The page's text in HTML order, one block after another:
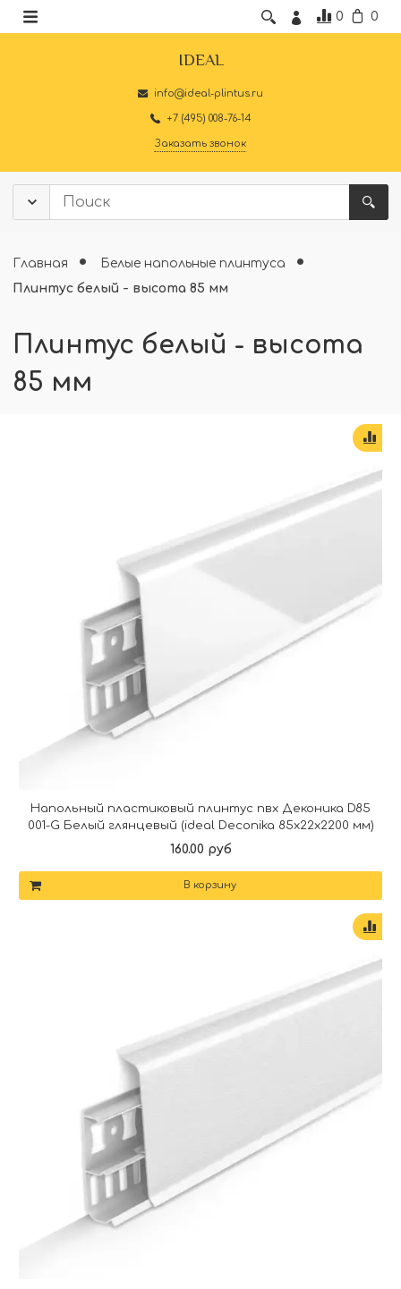
0 0
IDEAL
info@ideal-plintus.ru
+7 (495) 008-76-14
Заказать звонок
Главная
Белые напольные плинтуса
Плинтус белый - высота 85 мм
Плинтус белый - высота
85 мм
Напольный пластиковый плинтус пвх Деконика D85
001-G Белый глянцевый (ideal Deconika 85х22х2200 мм)
160.00 руб
В корзину